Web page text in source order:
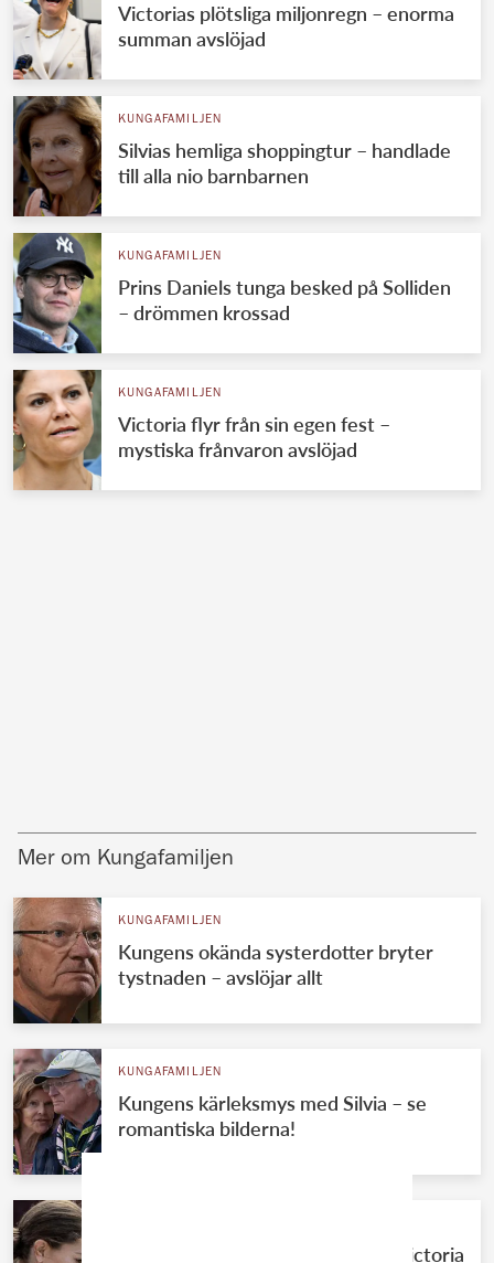
Victorias plötsliga miljonregn – enorma
summan avslöjad
KUNGAFAMILJEN
Silvias hemliga shoppingtur – handlade
till alla nio barnbarnen
KUNGAFAMILJEN
Prins Daniels tunga besked på Solliden
– drömmen krossad
KUNGAFAMILJEN
Victoria flyr från sin egen fest –
mystiska frånvaron avslöjad
Mer om Kungafamiljen
KUNGAFAMILJEN
Kungens okända systerdotter bryter
tystnaden – avslöjar allt
KUNGAFAMILJEN
Kungens kärleksmys med Silvia – se
romantiska bilderna!
Knivbeväpnad man närmade sig Victoria